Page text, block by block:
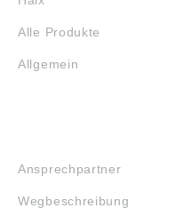
Alle Produkte
Allgemein
Ansprechpartner
Wegbeschreibung